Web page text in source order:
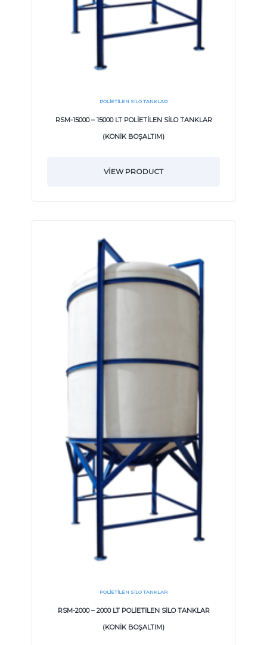
POLIETILEN SILO TANKLAR
RSM-15000 – 15000 LT POLİETİLEN SİLO TANKLAR
(KONİK BOŞALTIM)
VIEW PRODUCT
POLIETILEN SILO TANKLAR
RSM-2000 – 2000 LT POLİETİLEN SİLO TANKLAR
(KONİK BOŞALTIM)